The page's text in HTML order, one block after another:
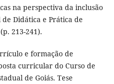
na perspectiva da inclusão
Didática e Prática de
213-241).
e formação de
curricular do Curso de
de Goiás. Tese